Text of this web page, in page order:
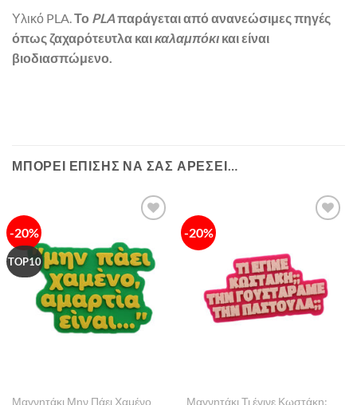
Υλικό PLA.Το PLAπαράγεται από ανανεώσιμες πηγές
όπως ζαχαρότευτλα καικαλαμπόκι και είναι
βιοδιασπώμενο.
ΜΠΟΡΕΊ ΕΠΊΣΗΣ ΝΑ ΣΑΣ ΑΡΈΣΕΙ…
-20%
TOP10
στην λίστα
επιθυμιών
Μαγνητάκι Μην Πάει Χαμένο
-20%
Μαγνητάκι Τι έγινε Κωστάκη;